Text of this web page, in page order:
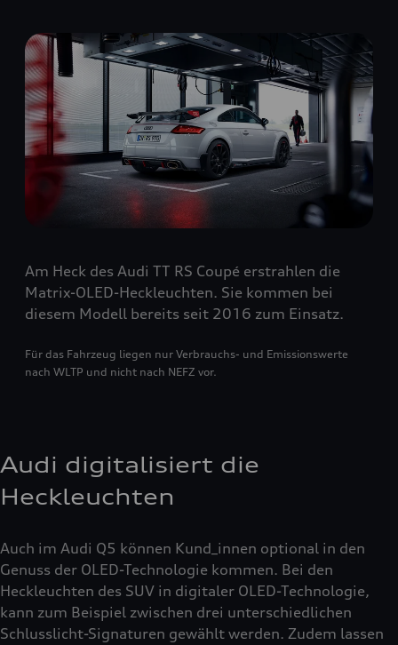
Am Heck des Audi TT RS Coupé erstrahlen die
Matrix-OLED-Heckleuchten. Sie kommen bei
diesem Modell bereits seit 2016 zum Einsatz.
Für das Fahrzeug liegen nur Verbrauchs- und Emissionswerte
nach WLTP und nicht nach NEFZ vor.
Audi digitalisiert die
Heckleuchten
Auch im Audi Q5 können Kund_innen optional in den
Genuss der OLED-Technologie kommen. Bei den
Heckleuchten des SUV in digitaler OLED-Technologie,
kann zum Beispiel zwischen drei unterschiedlichen
Schlusslicht-Signaturen gewählt werden. Zudem lassen